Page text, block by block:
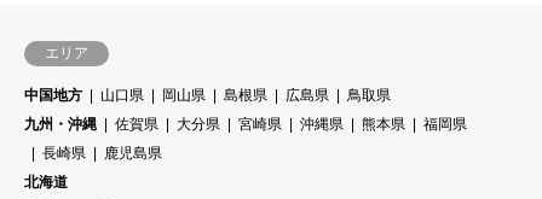
エリア
中国地方 山口県 岡山県 島根県 広島県
鳥取県
九州・沖縄
佐賀県 大分県 宮崎県 沖縄県 熊本県
福岡県
長崎県
鹿児島県
北海道